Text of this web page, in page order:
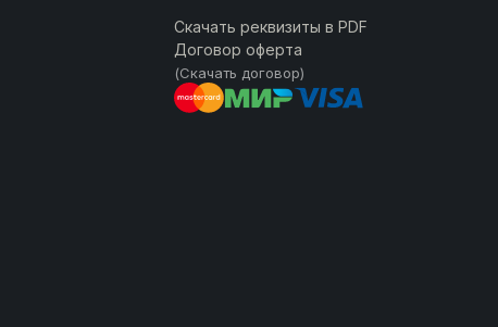
Скачать реквизиты в PDF
Договор оферта
(Скачать договор)